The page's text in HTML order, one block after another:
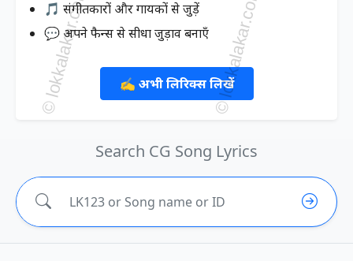
🎵 संगीतकारों और गायकों से जुड़ें
💬 अपने फैन्स से सीधा जुड़ाव बनाएँ
✍️ अभी लिरिक्स लिखें
Search CG Song Lyrics